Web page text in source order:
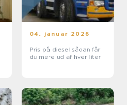
04. januar 2026
Pris på diesel sådan får
du mere ud af hver liter